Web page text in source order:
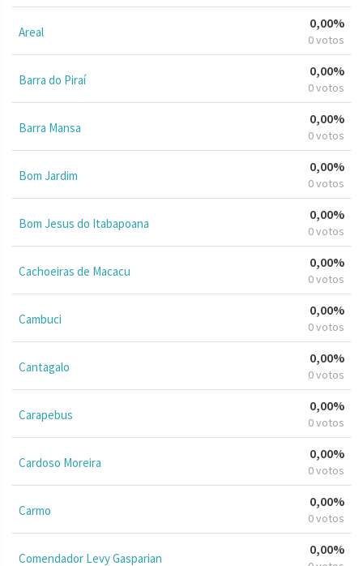
Areal
0,00%
0 votos
Barra do Piraí
0,00%
0 votos
Barra Mansa
0,00%
0 votos
Bom Jardim
0,00%
0 votos
Bom Jesus do Itabapoana
0,00%
0 votos
Cachoeiras de Macacu
0,00%
0 votos
Cambuci
0,00%
0 votos
Cantagalo
0,00%
0 votos
Carapebus
0,00%
0 votos
Cardoso Moreira
0,00%
0 votos
Carmo
0,00%
0 votos
Comendador Levy Gasparian
0,00%